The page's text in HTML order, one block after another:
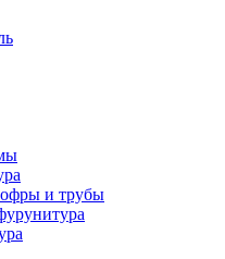
и трубы